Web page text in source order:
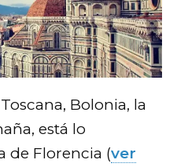
Bolonia, la
está lo
de Florencia (ver